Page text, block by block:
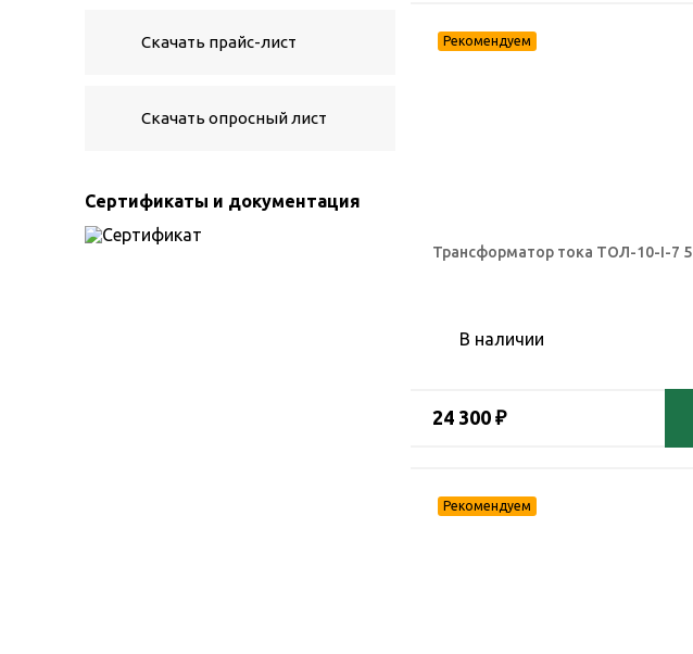
Скачать прайс-лист
Скачать опросный лист
Сертификаты и документация
Трансформатор тока ТОЛ-10-I-7 5
В наличии
24 300 ₽